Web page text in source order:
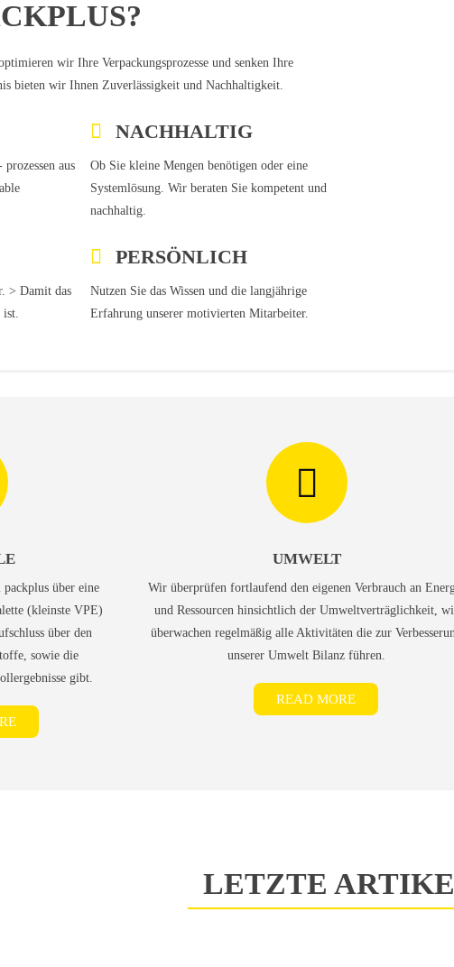
wir Ihre Verpackungsprozesse und senken Ihre
bieten wir Ihnen Zuverlässigkeit und Nachhaltigkeit.
aus
NACHHALTIG
Ob Sie kleine Mengen benötigen oder eine
Systemlösung. Wir beraten Sie kompetent und
nachhaltig.
> Damit das
ist.
PERSÖNLICH
Nutzen Sie das Wissen und die langjährige
Erfahrung unserer motivierten Mitarbeiter.
über eine
(kleinste VPE)
über den
sowie die
gibt.
UMWELT
Wir überprüfen fortlaufend den eigenen Verbrauch an
und Ressourcen hinsichtlich der Umweltverträglichkeit,
überwachen regelmäßig alle Aktivitäten die zur
unserer Umwelt Bilanz führen.
READ MORE
LETZTE